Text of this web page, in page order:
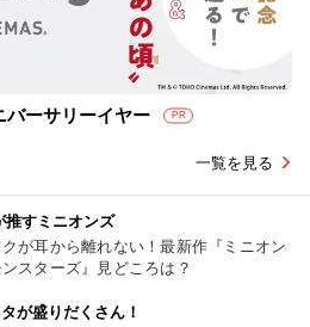
バーサリーイヤー PR
一覧を見る
推すミニオンズ
が耳から離れない！最新作『ミニオン
スターズ』見どころは？
が盛りだくさん！